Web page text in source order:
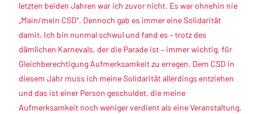
letzten beiden Jahren war ich zuvor nicht. Es war ohnehin nie
„Main/mein CSD“. Dennoch gab es immer eine Solidarität
damit. Ich bin nunmal schwul und fand es – trotz des
dämlichen Karnevals, der die Parade ist – immer wichtig, für
Gleichberechtigung Aufmerksamkeit zu erregen. Dem CSD in
diesem Jahr muss ich meine Solidarität allerdings entziehen
und das ist einer Person geschuldet, die meine
Aufmerksamkeit noch weniger verdient als eine Veranstaltung,